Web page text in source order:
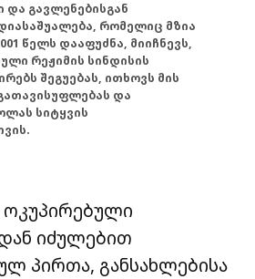
გავლენებისგან
რომელიც მზია
წელს დააფუძნა, მიიჩნევს,
რეჟიმის სინდისის
შეგუებას, ითხოვს მის
და
სიტყვის
იძულებით
პირთა, განსახლებისა